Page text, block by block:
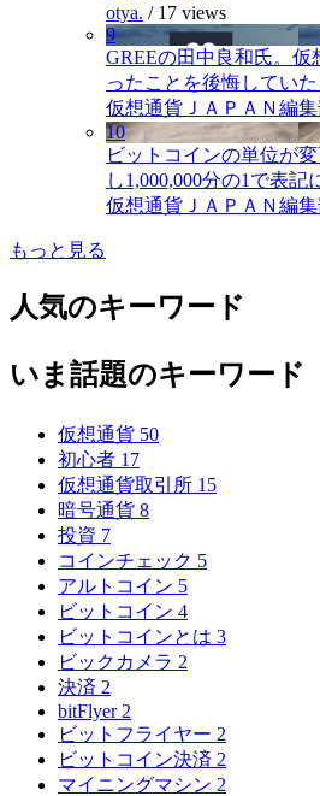
otya. / 17 views
9
GREEの田中良和氏。
ったことを後悔していた
仮想通貨ＪＡＰＡＮ編集
10
ビットコインの単位が
し1,000,000分の1で表記
仮想通貨ＪＡＰＡＮ編集
もっと見る
人気のキーワード
いま話題のキーワード
仮想通貨 50
初心者 17
仮想通貨取引所 15
暗号通貨 8
投資 7
コインチェック 5
アルトコイン 5
ビットコイン 4
ビットコインとは 3
ビックカメラ 2
決済 2
bitFlyer 2
ビットフライヤー 2
ビットコイン決済 2
マイニングマシン 2